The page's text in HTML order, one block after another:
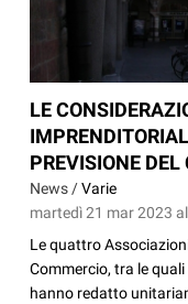
LE
PREVISIONE
News /Varie
martedì 21 mar 2023
Le quattro
Commercio, tra le
hanno redatto